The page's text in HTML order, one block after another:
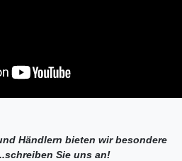
Händlern bieten wir besondere
Sie uns an!